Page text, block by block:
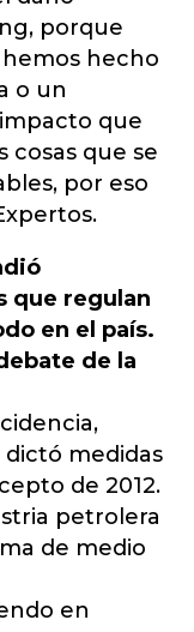
porque
hecho
o un
que
cosas que se
por eso
que regulan
en el país.
de la
dictó medidas
de 2012.
petrolera
de medio
en